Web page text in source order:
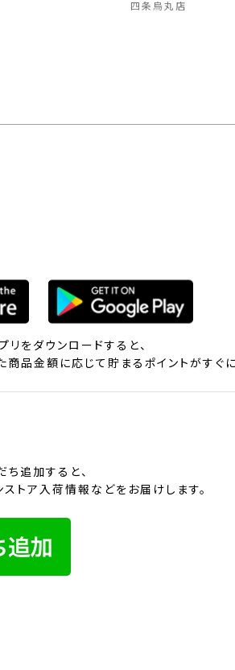
四条烏丸店
をダウンロードすると、
品金額に応じて貯まるポイントがすぐに
追加すると、
トア入荷情報などをお届けします。